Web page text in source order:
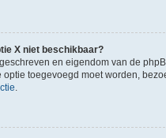
X niet beschikbaar?
en eigendom van de
toegevoegd moet worden,
.